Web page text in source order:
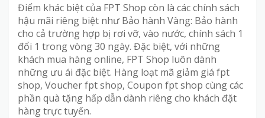
Điểm khác biệt của FPT Shop còn là các chính sách
hậu mãi riêng biệt như Bảo hành Vàng: Bảo hành
cho cả trường hợp bị rơi vỡ, vào nước, chính sách 1
đổi 1 trong vòng 30 ngày. Đặc biệt, với những
khách mua hàng online, FPT Shop luôn dành
những ưu ái đặc biệt. Hàng loạt mã giảm giá fpt
shop, Voucher fpt shop, Coupon fpt shop cùng các
phần quà tặng hấp dẫn dành riêng cho khách đặt
hàng trực tuyến.